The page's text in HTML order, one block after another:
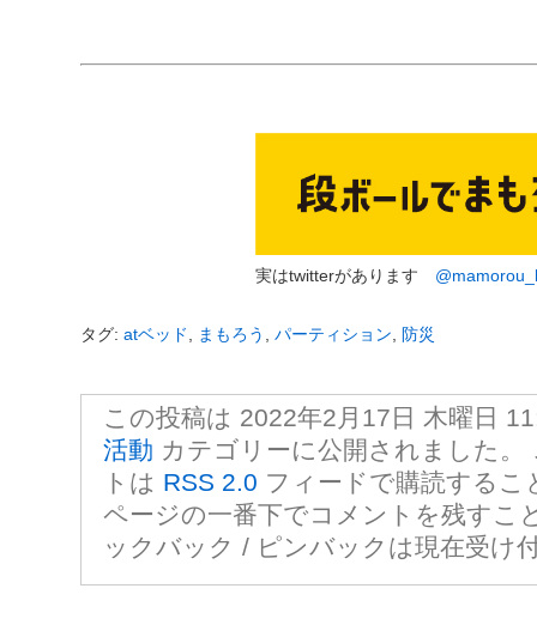
実はtwitterがあります
タグ: atベッド まもろう パーティション 防災
この投稿は 2022年2月17日 木曜日
活動 カテゴリーに公開されました。
トは RSS 2.0 フィードで購読する
ページの一番下でコメントを残すこ
ックバック / ピンバックは現在受け